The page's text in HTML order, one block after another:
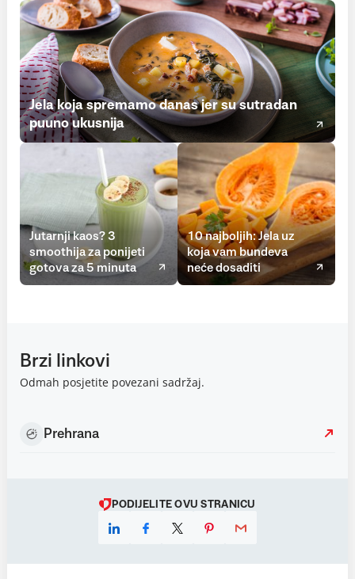
Jela koja spremamo danas jer su sutradan
puuno ukusnija
Jutarnji kaos? 3
smoothija za ponijeti
gotova za 5 minuta
10 najboljih: Jela uz
koja vam bundeva
neće dosaditi
Brzi linkovi
Odmah posjetite povezani sadržaj.
Prehrana
PODIJELITE OVU STRANICU